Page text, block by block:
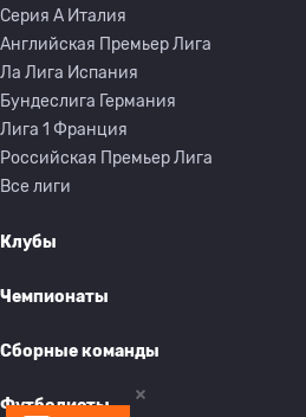
Серия A Италия
Английская Премьер Лига
Ла Лига Испания
Бундеслига Германия
Лига 1 Франция
Российская Премьер Лига
Все лиги
Клубы
Чемпионаты
Сборные команды
Футболисты